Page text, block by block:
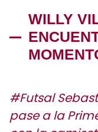
WILLY
#Futsal
pase a la